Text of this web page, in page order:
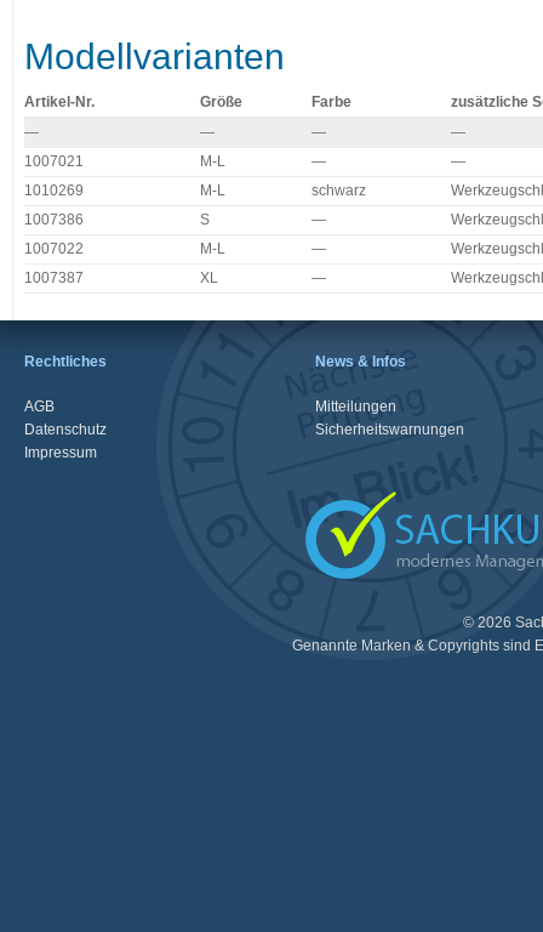
Modellvarianten
Artikel-Nr. Größe Farbe
zusätzliche
—
— —
—
1007021
M-L —
—
1010269
M-L schwarz
1007386
S —
1007022
M-L —
1007387
XL —
Rechtliches
AGB
Datenschutz
Impressum
News & Infos
Mitteilungen
Sicherheitswarnungen
© 2026
Genannte Marken & Copyrights sind